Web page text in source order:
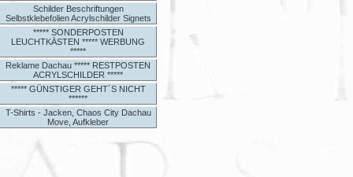
Schilder Beschriftungen
Selbstklebefolien Acrylschilder Signets
***** SONDERPOSTEN
LEUCHTKÄSTEN ***** WERBUNG
*****
Reklame Dachau ***** RESTPOSTEN
ACRYLSCHILDER *****
***** GÜNSTIGER GEHT´S NICHT
******
T-Shirts - Jacken, Chaos City Dachau
Move, Aufkleber